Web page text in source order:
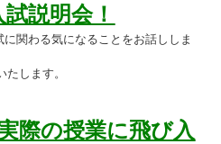
試説明会！
関わる気になることをお話ししま
します。
際の授業に飛び入